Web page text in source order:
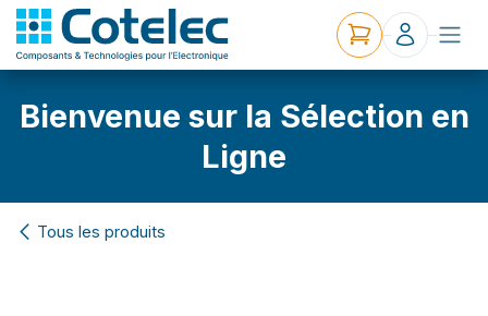
Bienvenue sur la Sélection en
Ligne
Tous les produits